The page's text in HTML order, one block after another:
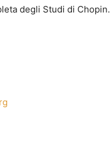
degli Studi di Chopin.